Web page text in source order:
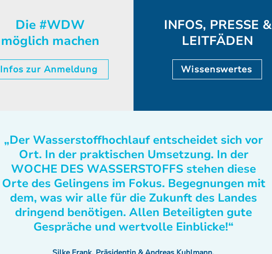
Die #WDW
möglich machen
Infos zur Anmeldung
INFOS, PRESSE &
LEITFÄDEN
Wissenswertes
„Der Wasserstoffhochlauf entscheidet sich vor
Ort. In der praktischen Umsetzung. In der
WOCHE DES WASSERSTOFFS stehen diese
Orte des Gelingens im Fokus. Begegnungen mit
dem, was wir alle für die Zukunft des Landes
dringend benötigen. Allen Beteiligten gute
Gespräche und wertvolle Einblicke!“